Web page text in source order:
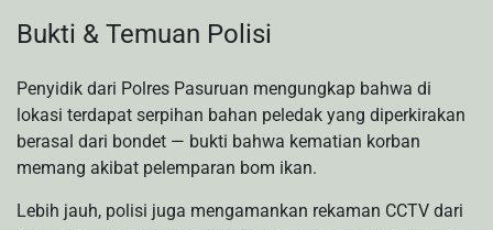
Bukti & Temuan Polisi
Penyidik dari Polres Pasuruan mengungkap bahwa di
lokasi terdapat serpihan bahan peledak yang diperkirakan
berasal dari bondet — bukti bahwa kematian korban
memang akibat pelemparan bom ikan.
Lebih jauh, polisi juga mengamankan rekaman CCTV dari